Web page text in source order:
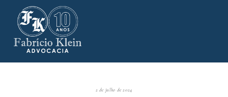
content
2 de julho de 2024